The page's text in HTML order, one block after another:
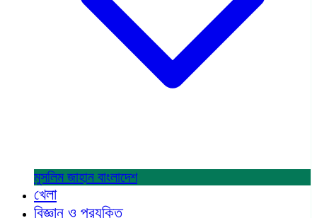
মুসলিম জাহান বাংলাদেশ
খেলা
বিজ্ঞান ও প্রযুক্তি